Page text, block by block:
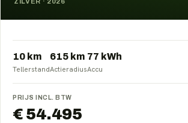
10 km
Tellerstand
615 km
Actieradius
77 kWh
Accu
PRIJS INCL. BTW
€ 54.495